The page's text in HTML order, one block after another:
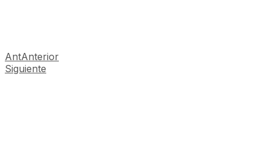
AntAnterior
Siguiente